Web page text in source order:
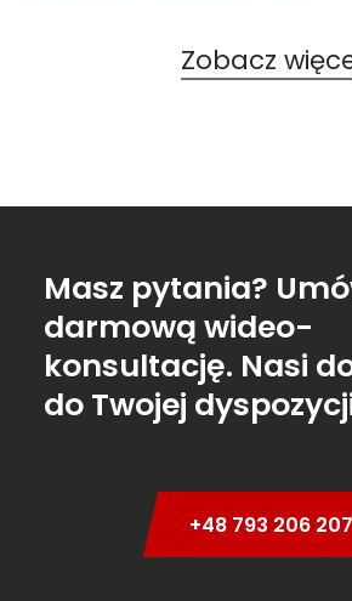
Zobacz
Masz pytania?
darmową wideo-
konsultację. Nasi
do Twojej
+48 793 206 207